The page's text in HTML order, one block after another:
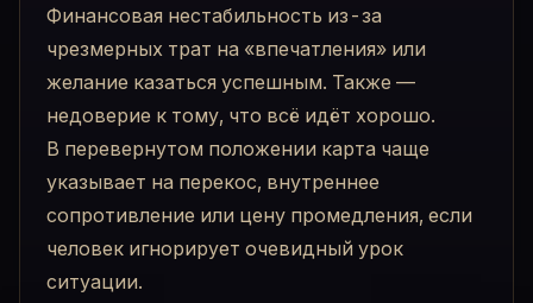
Финансовая нестабильность из-за
чрезмерных трат на «впечатления» или
желание казаться успешным. Также —
недоверие к тому, что всё идёт хорошо.
В перевернутом положении карта чаще
указывает на перекос, внутреннее
сопротивление или цену промедления, если
человек игнорирует очевидный урок
ситуации.